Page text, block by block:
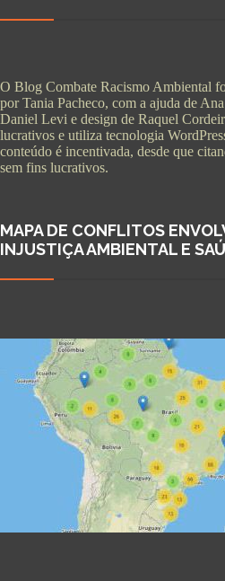
O Blog Combate Racismo Ambiental
por Tania Pacheco, com a ajuda de
Daniel Levi e design de Raquel
lucrativos e utiliza tecnologia
conteúdo é incentivada, desde que
sem fins lucrativos.
MAPA DE CONFLITOS
INJUSTIÇA AMBIENTAL E